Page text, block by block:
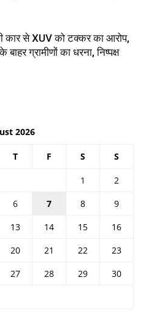
कार से XUV को टक्कर का आरोप,
बाहर ग्रामीणों का धरना, निष्पक्ष
2026
T F S S
1
2
6 7 8
9
13 14 15
16
20 21 22
23
27 28 29
30